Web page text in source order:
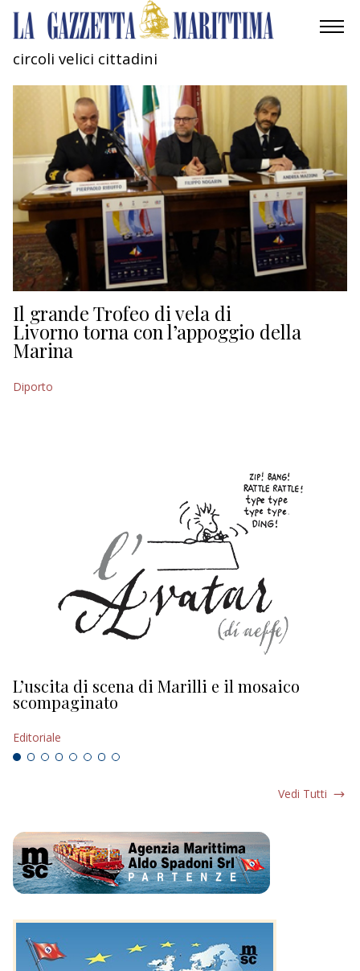
MOBILITÀ
INDUSTRIA
RICERCA
ECONOMIA
TURISMO
CULTURA
NAUTICA
EDITORIALI
circoli velici cittadini
Il grande Trofeo di vela di
Livorno torna con l’appoggio della
Marina
Diporto
L’uscita di scena di Marilli e il mosaico
scompaginato
Editoriale
Vedi Tutti